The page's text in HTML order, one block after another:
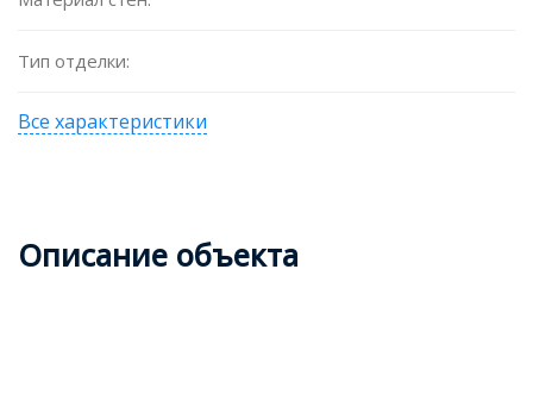
Тип отделки:
Все характеристики
Описание объекта